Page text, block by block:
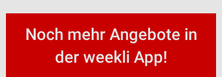
Noch mehr Angebote in
der weekli App!